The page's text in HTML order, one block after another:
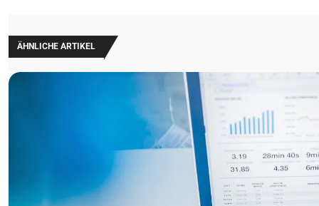
ÄHNLICHE ARTIKEL